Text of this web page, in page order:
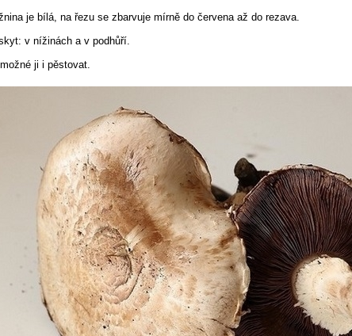
je bílá, na řezu se zbarvuje mírně do červena až do rezava.
v nížinách a v podhůří.
ji i pěstovat.